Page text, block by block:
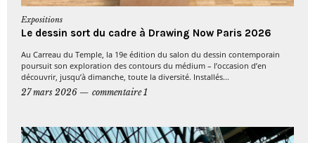
Expositions
Le dessin sort du cadre à Drawing Now Paris 2026
Au Carreau du Temple, la 19e édition du salon du dessin contemporain
poursuit son exploration des contours du médium – l’occasion d’en
découvrir, jusqu’à dimanche, toute la diversité. Installés...
27 mars 2026
commentaire 1